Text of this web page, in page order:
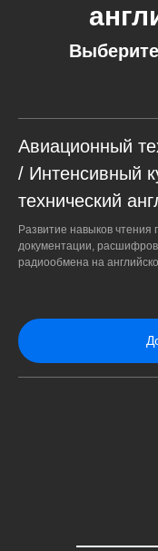
Авиационный
/ Интенсивный
технический
Развитие навыков чтения
документации,
радиообмена на